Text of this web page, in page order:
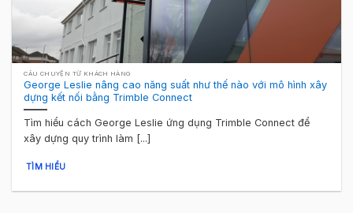
CÂU CHUYỆN TỪ KHÁCH HÀNG
George Leslie nâng cao năng suất như thế nào với mô hình xây
dựng kết nối bằng Trimble Connect
Tìm hiểu cách George Leslie ứng dụng Trimble Connect để
xây dựng quy trình làm [...]
TÌM HIỂU